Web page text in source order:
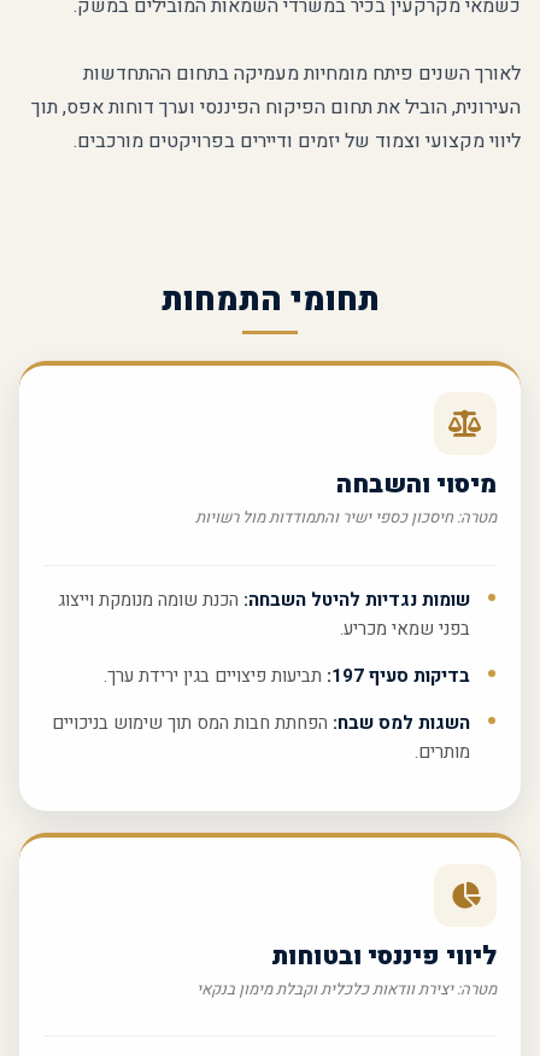
כשמאי מקרקעין בכיר במשרדי השמאות המובילים במשק.
לאורך השנים פיתח מומחיות מעמיקה בתחום ההתחדשות
העירונית, הוביל את תחום הפיקוח הפיננסי וערך דוחות אפס, תוך
ליווי מקצועי וצמוד של יזמים ודיירים בפרויקטים מורכבים.
תחומי התמחות
מיסוי והשבחה
מטרה: חיסכון כספי ישיר והתמודדות מול רשויות
שומות נגדיות להיטל השבחה: הכנת שומה מנומקת וייצוג
בפני שמאי מכריע.
בדיקות סעיף 197:
תביעות פיצויים בגין ירידת ערך.
השגות למס שבח: הפחתת חבות המס תוך שימוש בניכויים
מותרים.
ליווי פיננסי ובטוחות
מטרה: יצירת וודאות כלכלית וקבלת מימון בנקאי